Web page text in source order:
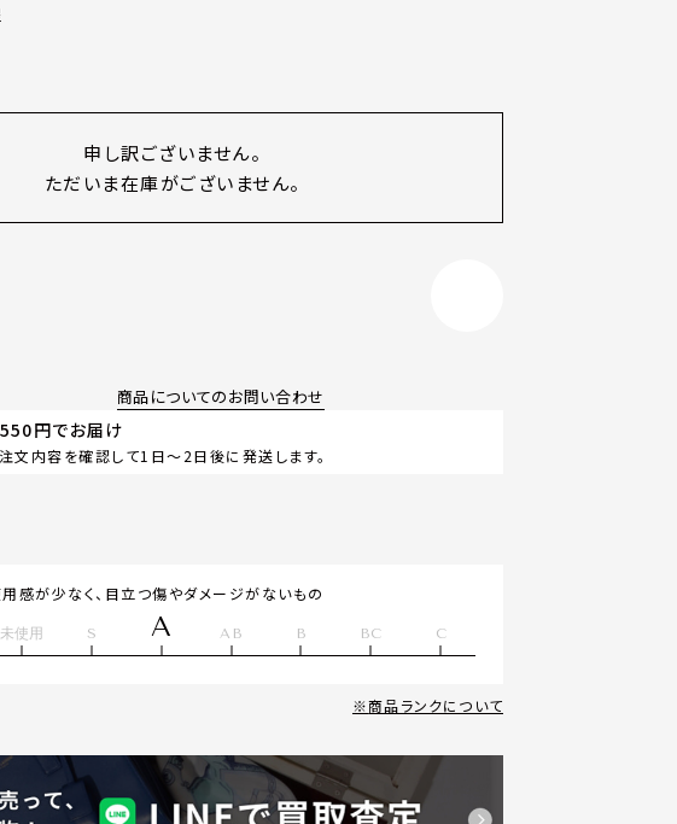
申し訳ございません。
ただいま在庫がございません。
商品についてのお問い合わせ
円でお届け
文内容を確認して1日～2日後に発送します。
感が少なく、目立つ傷やダメージがないもの
未使用 S A AB B BC C
商品ランクについて